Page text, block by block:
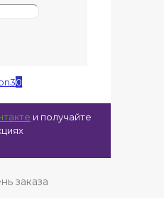
0
и получайте
заказа